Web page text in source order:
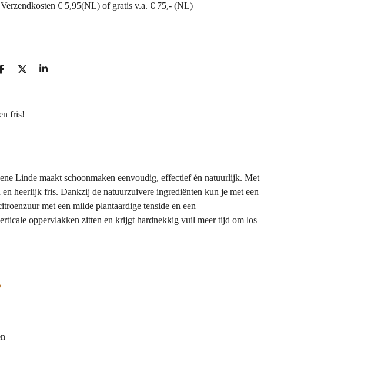
€ 5,95(NL) of gratis v.a. € 75,- (NL)
D
D
S
fris!
Linde maakt schoonmaken eenvoudig, effectief én natuurlijk. Met
heerlijk fris. Dankzij de natuurzuivere ingrediënten kun je met een
met een milde plantaardige tenside en een
oppervlakken zitten en krijgt hardnekkig vuil meer tijd om los